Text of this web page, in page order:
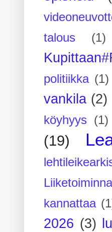
talous (1)
politiikka (1)
vankila (2)
köyhyys
(1)
(19)
kannattaa
2026 (3)